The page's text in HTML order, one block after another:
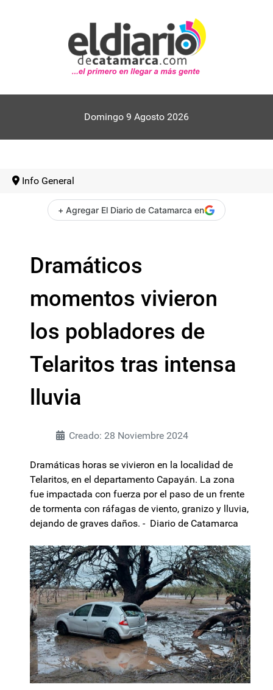
Domingo 9 Agosto 2026
Info General
+ Agregar El Diario de Catamarca en
Dramáticos
momentos vivieron
los pobladores de
Telaritos tras intensa
lluvia
Creado: 28 Noviembre 2024
Dramáticas horas se vivieron en la localidad de
Telaritos, en el departamento Capayán. La zona
fue impactada con fuerza por el paso de un frente
de tormenta con ráfagas de viento, granizo y lluvia,
dejando de graves daños. - Diario de Catamarca